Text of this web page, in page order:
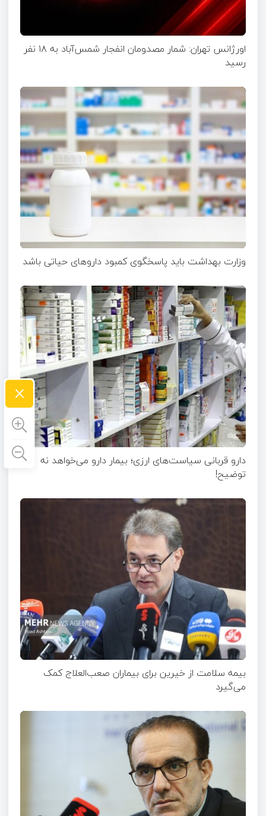
اورژانس تهران: شمار مصدومان انفجار شمس‌آباد به ۱۸ نفر
رسید
وزارت بهداشت باید پاسخگوی کمبود داروهای حیاتی باشد
دارو قربانی سیاست‌های ارزی؛ بیمار دارو می‌خواهد نه
توضیح!
بیمه سلامت از خیرین برای بیماران صعب‌العلاج کمک
می‌گیرد
×